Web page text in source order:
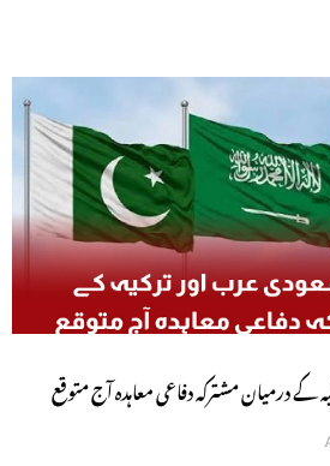
درمیان مشترکہ دفاعی معاہدہ آج متوقع